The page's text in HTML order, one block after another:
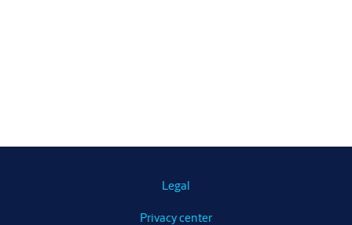
Legal
Privacy center